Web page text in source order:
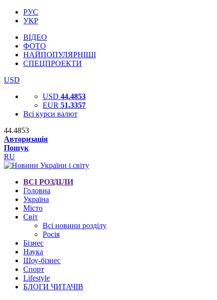
РУС
УКР
ВІДЕО
ФОТО
НАЙПОПУЛЯРНІШІ
СПЕЦПРОЕКТИ
USD
USD 44.4853
EUR 51.3357
Всі курси валют
44.4853
Авторизація
Пошук
RU
ВСІ РОЗДІЛИ
Головна
Україна
Місто
Світ
Всі новини розділу
Росія
Бізнес
Наука
Шоу-бізнес
Спорт
Lifestyle
БЛОГИ ЧИТАЧІВ